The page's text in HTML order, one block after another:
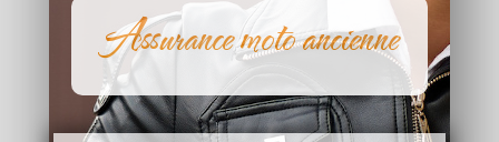
Assurance moto ancienne